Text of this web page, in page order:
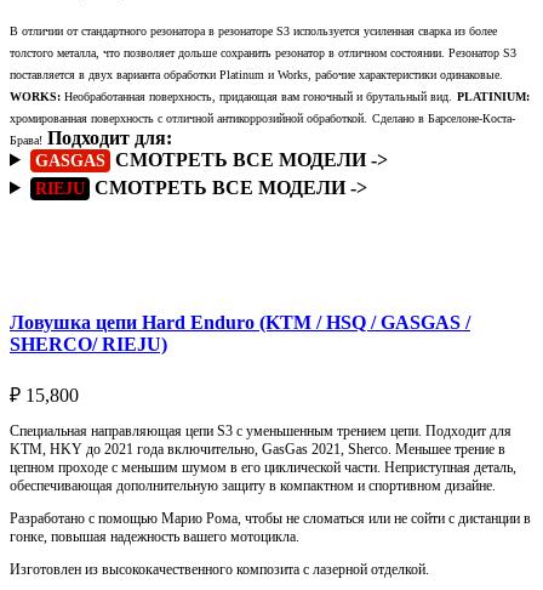
В отличии от стандартного резонатора в резонаторе S3 используется усиленная сварка из более
толстого металла, что позволяет дольше сохранить резонатор в отличном состоянии. Резонатор S3
поставляется в двух варианта обработки Platinum и Works, рабочие характеристики одинаковые.
WORKS: Необработанная поверхность, придающая вам гоночный и брутальный вид.
PLATINIUM:
хромированная поверхность с отличной антикоррозийной обработкой.
Сделано в Барселоне-Коста-
Брава! Подходит для:
GASGAS СМОТРЕТЬ ВСЕ МОДЕЛИ ->
RIEJU СМОТРЕТЬ ВСЕ МОДЕЛИ ->
Ловушка цепи Hard Enduro (KTM / HSQ / GASGAS /
SHERCO/ RIEJU)
₽ 15,800
Специальная направляющая цепи S3 с уменьшенным трением цепи. Подходит для
KTM, HKY до 2021 года включительно, GasGas 2021, Sherco. Меньшее трение в
цепном проходе с меньшим шумом в его циклической части. Неприступная деталь,
обеспечивающая дополнительную защиту в компактном и спортивном дизайне.
Разработано с помощью Марио Рома, чтобы не сломаться или не сойти с дистанции в
гонке, повышая надежность вашего мотоцикла.
Изготовлен из высококачественного композита с лазерной отделкой.